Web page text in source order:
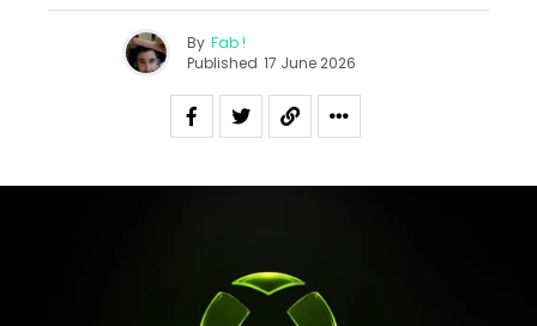
By Fab !
Published 17 June 2026